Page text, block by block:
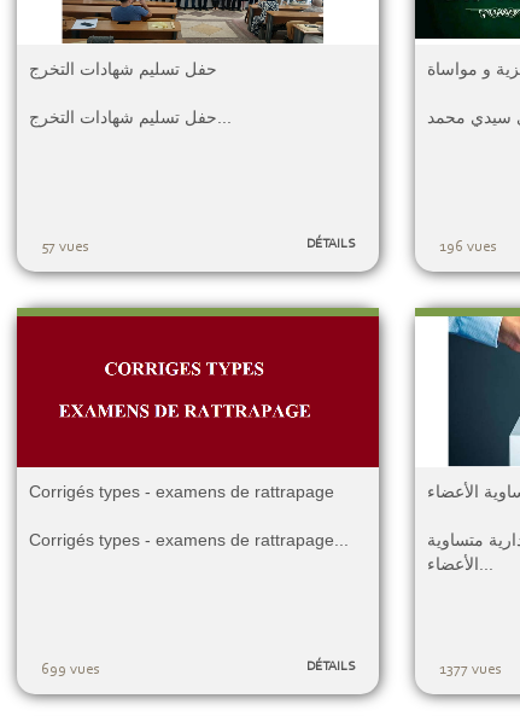
حفل تسليم شهادات التخرج
57 vues DÉTAILS
و مواساة
196 vues
Corrigés types - examens de rattrapage
Corrigés types - examens de rattrapage...
699 vues DÉTAILS
الأعضاء
متساوية
الأعضاء...
1377 vues